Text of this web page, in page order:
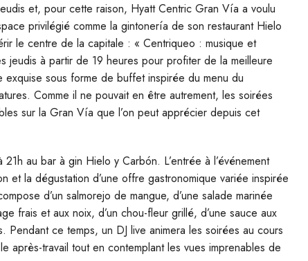
et, pour cette raison, Hyatt Centric Gran Vía a voulu
privilégié comme la gintonería de son restaurant Hielo
le centre de la capitale : « Centriqueo : musique et
jeudis à partir de 19 heures pour profiter de la meilleure
exquise sous forme de buffet inspirée du menu du
Comme il ne pouvait en être autrement, les soirées
sur la Gran Vía que l’on peut apprécier depuis cet
au bar à gin Hielo y Carbón. L’entrée à l’événement
la dégustation d’une offre gastronomique variée inspirée
d’un salmorejo de mangue, d’une salade marinée
frais et aux noix, d’un chou-fleur grillé, d’une sauce aux
ce temps, un DJ live animera les soirées au cours
après-travail tout en contemplant les vues imprenables de